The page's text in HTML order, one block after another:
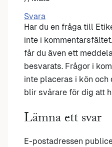
Svara
Har du en fråga till
inte i kommentarsfältet.
får du även ett
besvarats. Frågor i
inte placeras i kön
blir svårare för dig att
Lämna ett svar
E-postadressen